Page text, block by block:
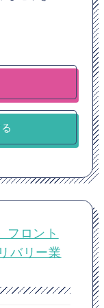
フロント
バリー業